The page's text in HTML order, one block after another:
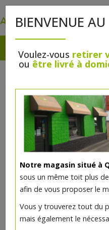
BIENVENUE
Voulez-vous retirer
ou être livré à
Notre magasin situé à
sous un même toit plus
afin de vous proposer le
Vous y trouverez tout du
mais également le
Lait